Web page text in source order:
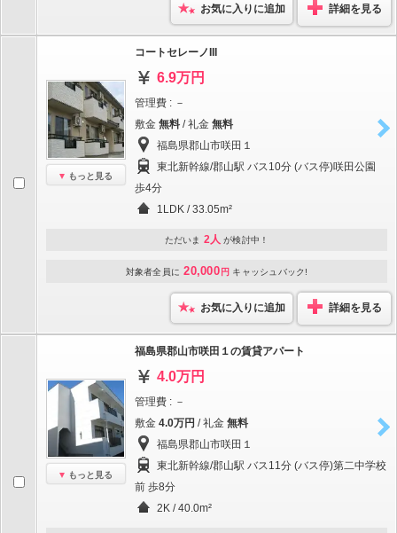
お気に入りに追加 詳細を見る
もっと見る
コートセレーノIII
6.9万円
管理費 : －
敷金 無料 / 礼金 無料
福島県郡山市咲田１
東北新幹線/郡山駅 バス10分 (バス停)咲田公園
歩4分
1LDK / 33.05m²
ただいま 2人 が検討中！
対象者全員に 20,000 円 キャッシュバック!
お気に入りに追加 詳細を見る
もっと見る
福島県郡山市咲田１の賃貸アパート
4.0万円
管理費 : －
敷金 4.0万円 / 礼金 無料
福島県郡山市咲田１
東北新幹線/郡山駅 バス11分 (バス停)第二中学校
前 歩8分
2K / 40.0m²